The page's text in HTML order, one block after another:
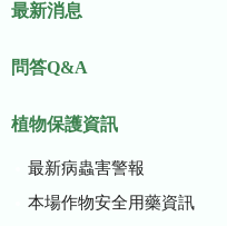
最新消息
問答Q&A
植物保護資訊
最新病蟲害警報
本場作物安全用藥資訊